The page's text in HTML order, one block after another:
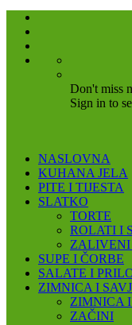
Don't miss
Sign in to
NASLOVNA
KUHANA JELA
PITE I TIJESTA
SLATKO
TORTE
ROLATI I
SUPE I ČORBE
SALATE I
ZIMNICA I
ZIMNICA
ZAČINI